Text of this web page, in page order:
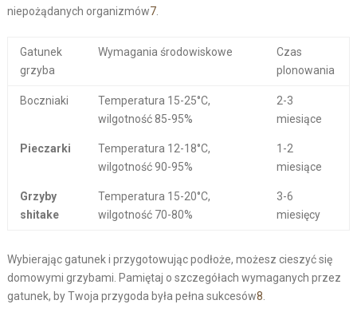
niepożądanych organizmów7.
Gatunek
grzyba
Wymagania środowiskowe
Czas
plonowania
Boczniaki
Temperatura 15-25°C,
wilgotność 85-95%
2-3
miesiące
Pieczarki
Temperatura 12-18°C,
wilgotność 90-95%
1-2
miesiące
Grzyby
shitake
Temperatura 15-20°C,
wilgotność 70-80%
3-6
miesięcy
Wybierając gatunek i przygotowując podłoże, możesz cieszyć się
domowymi grzybami. Pamiętaj o szczegółach wymaganych przez
gatunek, by Twoja przygoda była pełna sukcesów8